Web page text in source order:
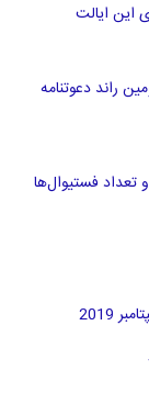
این ایالت
راند دعوتنامه
تعداد فستیوال‌ها
2019